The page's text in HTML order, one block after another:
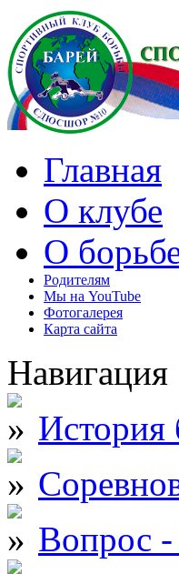
Главная
О клубе
О
Родителям
Мы на YouTube
Фотогалерея
Карта сайта
Навигация
История
Вопрос -